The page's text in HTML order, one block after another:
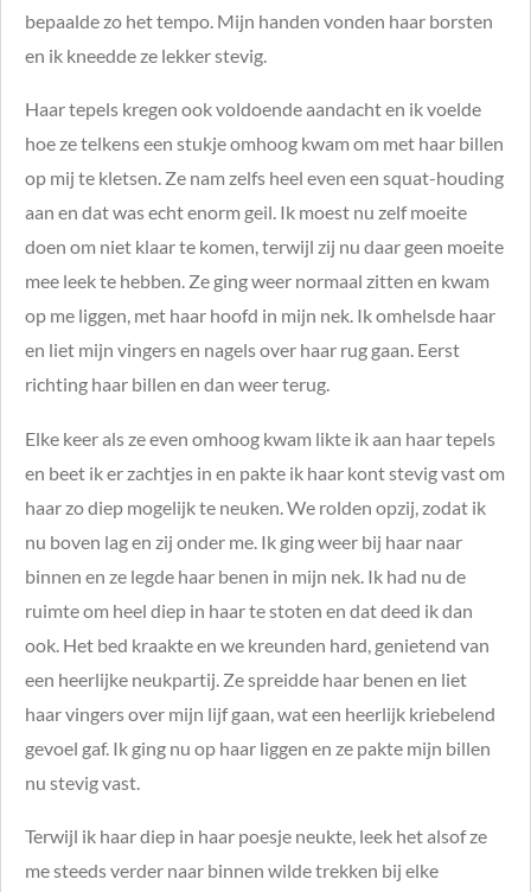
bepaalde zo het tempo. Mijn handen vonden haar borsten
en ik kneedde ze lekker stevig.
Haar tepels kregen ook voldoende aandacht en ik voelde
hoe ze telkens een stukje omhoog kwam om met haar billen
op mij te kletsen. Ze nam zelfs heel even een squat-houding
aan en dat was echt enorm geil. Ik moest nu zelf moeite
doen om niet klaar te komen, terwijl zij nu daar geen moeite
mee leek te hebben. Ze ging weer normaal zitten en kwam
op me liggen, met haar hoofd in mijn nek. Ik omhelsde haar
en liet mijn vingers en nagels over haar rug gaan. Eerst
richting haar billen en dan weer terug.
Elke keer als ze even omhoog kwam likte ik aan haar tepels
en beet ik er zachtjes in en pakte ik haar kont stevig vast om
haar zo diep mogelijk te neuken. We rolden opzij, zodat ik
nu boven lag en zij onder me. Ik ging weer bij haar naar
binnen en ze legde haar benen in mijn nek. Ik had nu de
ruimte om heel diep in haar te stoten en dat deed ik dan
ook. Het bed kraakte en we kreunden hard, genietend van
een heerlijke neukpartij. Ze spreidde haar benen en liet
haar vingers over mijn lijf gaan, wat een heerlijk kriebelend
gevoel gaf. Ik ging nu op haar liggen en ze pakte mijn billen
nu stevig vast.
Terwijl ik haar diep in haar poesje neukte, leek het alsof ze
me steeds verder naar binnen wilde trekken bij elke